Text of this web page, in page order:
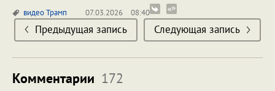
видеоТрамп 07.03.2026 08:40
Предыдущая запись Следующая запись
Комментарии 172